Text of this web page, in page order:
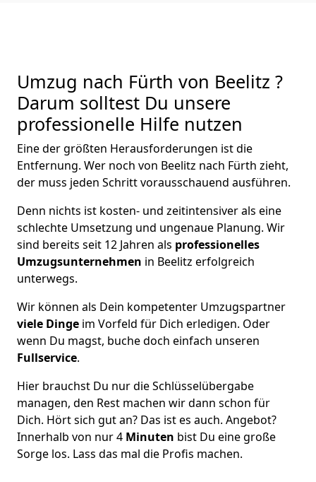
Umzug nach Fürth von Beelitz ?
Darum solltest Du unsere
professionelle Hilfe nutzen
Eine der größten Herausforderungen ist die
Entfernung. Wer noch von Beelitz nach Fürth zieht,
der muss jeden Schritt vorausschauend ausführen.
Denn nichts ist kosten- und zeitintensiver als eine
schlechte Umsetzung und ungenaue Planung. Wir
sind bereits seit 12 Jahren als professionelles
Umzugsunternehmen in Beelitz erfolgreich
unterwegs.
Wir können als Dein kompetenter Umzugspartner
viele Dinge im Vorfeld für Dich erledigen. Oder
wenn Du magst, buche doch einfach unseren
Fullservice.
Hier brauchst Du nur die Schlüsselübergabe
managen, den Rest machen wir dann schon für
Dich. Hört sich gut an? Das ist es auch. Angebot?
Innerhalb von nur 4 Minuten bist Du eine große
Sorge los. Lass das mal die Profis machen.